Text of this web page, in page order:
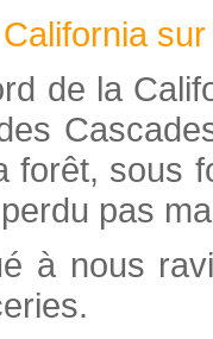
de la
forêt, sous
pas
à nous